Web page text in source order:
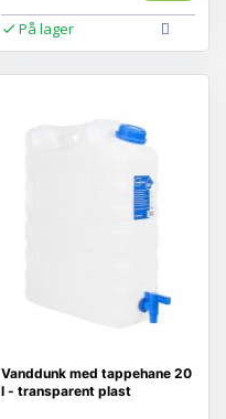
På lager
Vanddunk med tappehane 20
l - transparent plast